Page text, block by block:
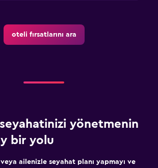
oteli fırsatlarını ara
yönetmenin
bir yolu
veya ailenizle seyahat planı yapmayı ve